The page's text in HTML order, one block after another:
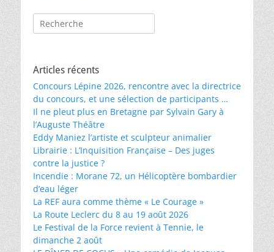
Rechercher :
Articles récents
Concours Lépine 2026, rencontre avec la directrice
du concours, et une sélection de participants …
Il ne pleut plus en Bretagne par Sylvain Gary à
l’Auguste Théâtre
Eddy Maniez l’artiste et sculpteur animalier
Librairie : L’Inquisition Française – Des juges
contre la justice ?
Incendie : Morane 72, un Hélicoptère bombardier
d’eau léger
La REF aura comme thème « Le Courage »
La Route Leclerc du 8 au 19 août 2026
Le Festival de la Force revient à Tennie, le
dimanche 2 août